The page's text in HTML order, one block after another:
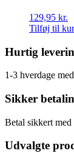
129,95 kr.
Tilføj til
Hurtig
1-3 hverdage
Sikker
Betal sikkert med
Udvalgte